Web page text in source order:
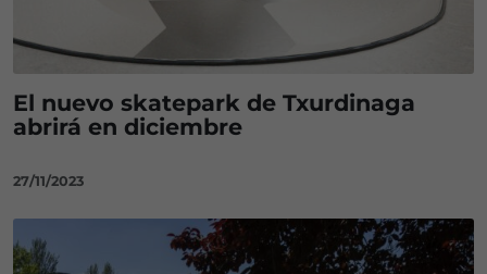
El nuevo skatepark de Txurdinaga
abrirá en diciembre
27/11/2023